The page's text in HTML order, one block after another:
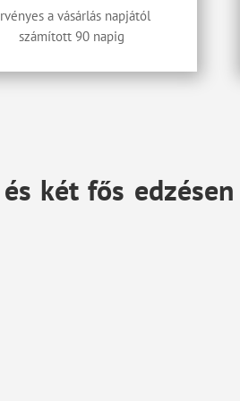
a vásárlás napjától
számított 90 napig
két fős